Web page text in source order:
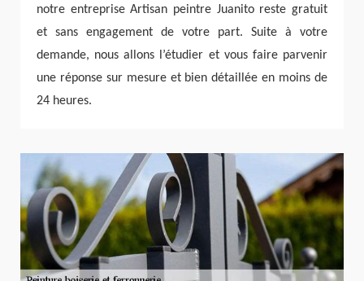
notre entreprise Artisan peintre Juanito reste gratuit
et sans engagement de votre part. Suite à votre
demande, nous allons l’étudier et vous faire parvenir
une réponse sur mesure et bien détaillée en moins de
24 heures.